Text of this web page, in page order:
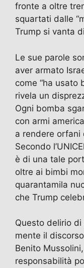
fronte a oltre
squartati dalle
Trump si vanta
Le sue parole
aver armato
come “ha usato
rivela un
Ogni bomba
con armi
a rendere orfani
Secondo
è di una tale
oltre ai bimbi
quarantamila
che Trump
Questo delirio
mente il
Benito
responsabilità